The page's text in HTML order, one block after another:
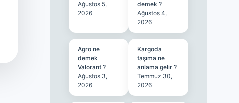
Ağustos 5,
2026
demek ?
Ağustos 4,
2026
Agro ne
demek
Valorant ?
Ağustos 3,
2026
Kargoda
taşıma ne
anlama gelir ?
Temmuz 30,
2026